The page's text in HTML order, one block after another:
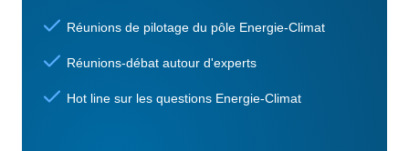
Réunions de pilotage du pôle Energie-Climat
Réunions-débat autour d'experts
Hot line sur les questions Energie-Climat